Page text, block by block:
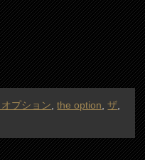
プション,the option,ザ,